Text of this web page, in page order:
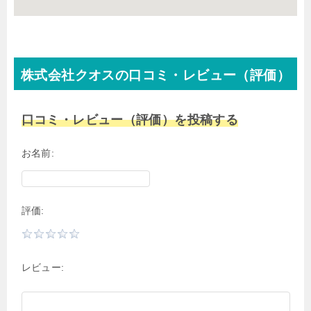
株式会社クオスの口コミ・レビュー（評価）
口コミ・レビュー（評価）を投稿する
お名前:
評価:
レビュー: